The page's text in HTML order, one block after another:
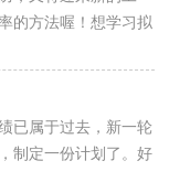
的方法喔！想学习拟
育工作计划，仅...
已属于过去，新一轮
制定一份计划了。好
小学教研...